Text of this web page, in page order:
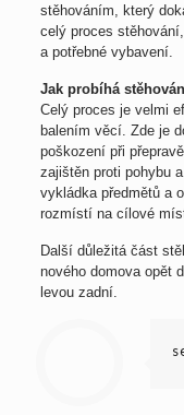
stěhováním, který
celý proces
a potřebné vybavení.
Jak probíhá
Celý proces je velmi
balením věcí. Zde je
poškození při
zajištěn proti pohybu
vykládka předmětů a
rozmístí na cílové
Další důležitá část
nového domova opět
levou zadní.